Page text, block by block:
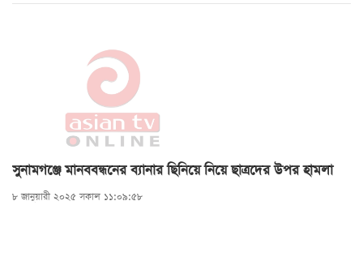
সুনামগঞ্জে মানববন্ধনের ব্যানার ছিনিয়ে নিয়ে ছাত্রদের উপর হামলা
৮ জানুয়ারী ২০২৫ সকাল ১১:০৯:৫৮